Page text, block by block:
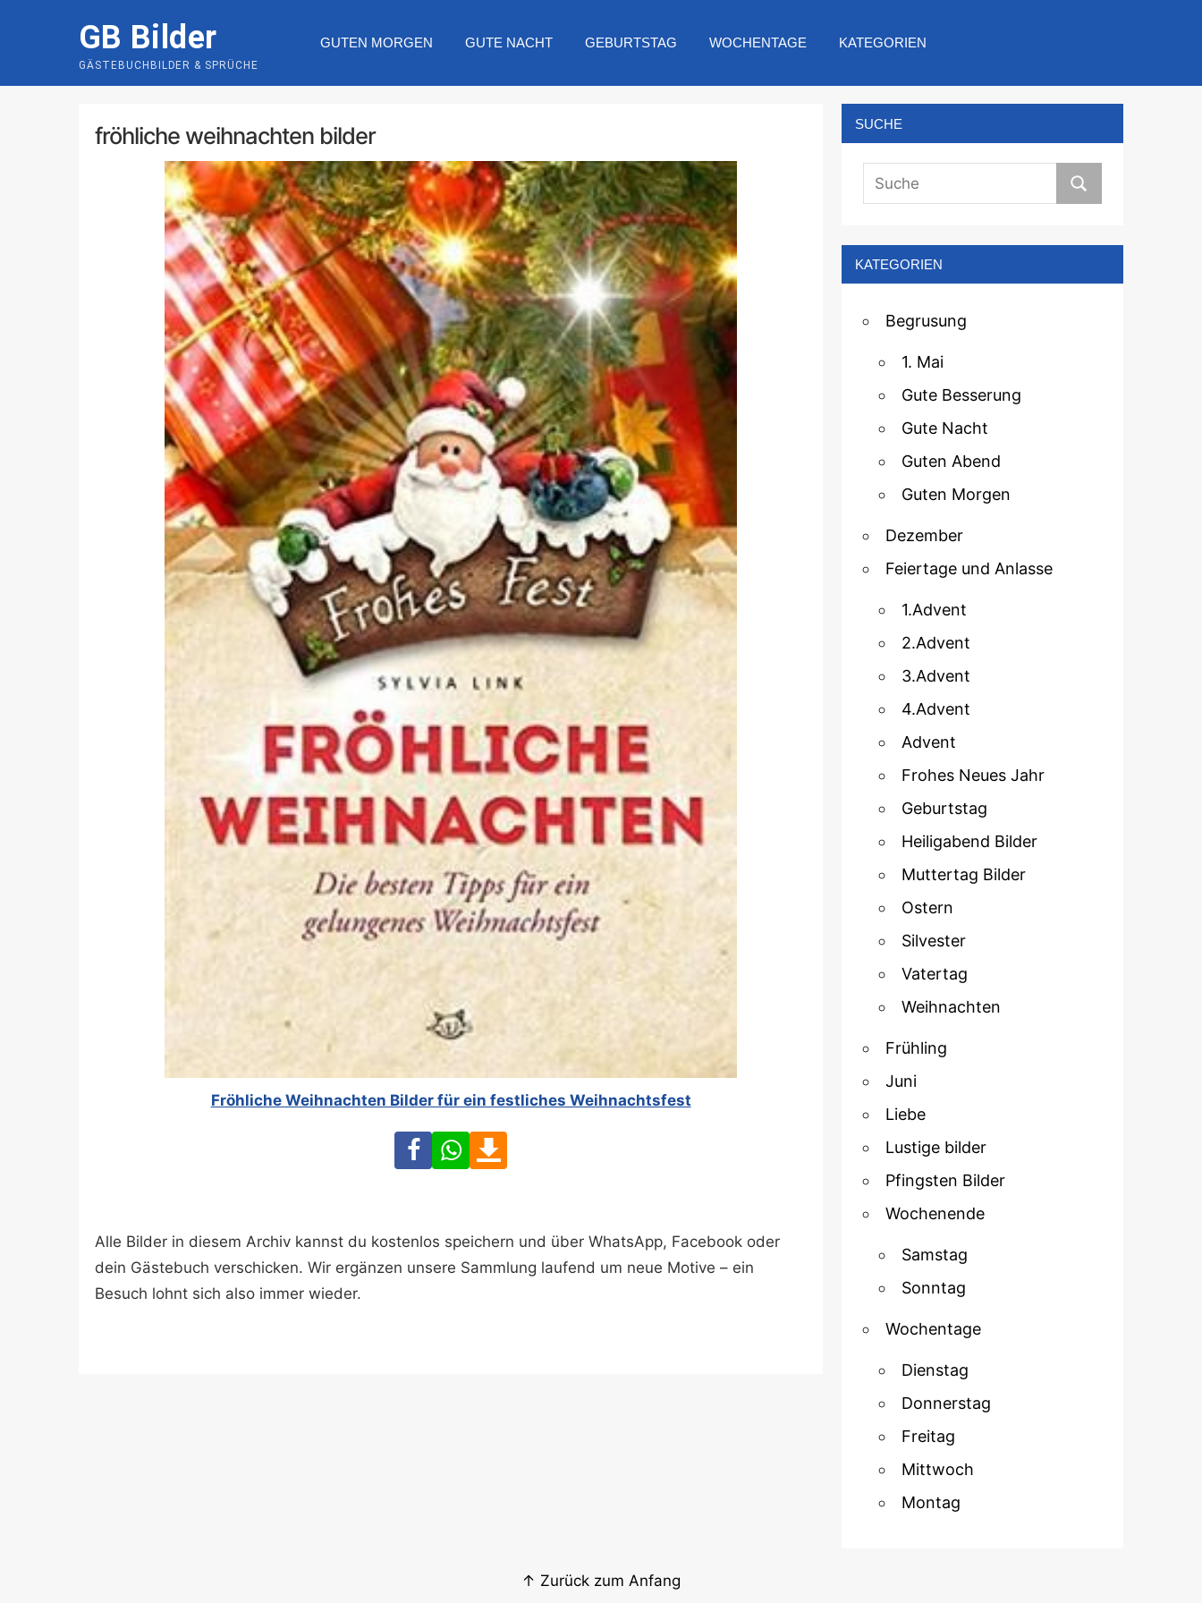
GB Bilder
GÄSTEBUCHBILDER & SPRÜCHE
GUTEN MORGEN GUTE NACHT GEBURTSTAG WOCHENTAGE KATEGORIEN
fröhliche weihnachten bilder
Fröhliche Weihnachten Bilder für ein festliches Weihnachtsfest
FacebookWhatsApp
Alle Bilder in diesem Archiv kannst du kostenlos speichern und über WhatsApp, Facebook oder
dein Gästebuch verschicken. Wir ergänzen unsere Sammlung laufend um neue Motive – ein
Besuch lohnt sich also immer wieder.
SUCHE
KATEGORIEN
Begrusung
1. Mai
Gute Besserung
Gute Nacht
Guten Abend
Guten Morgen
Dezember
Feiertage und Anlasse
1.Advent
2.Advent
3.Advent
4.Advent
Advent
Frohes Neues Jahr
Geburtstag
Heiligabend Bilder
Muttertag Bilder
Ostern
Silvester
Vatertag
Weihnachten
Frühling
Juni
Liebe
Lustige bilder
Pfingsten Bilder
Wochenende
Samstag
Sonntag
Wochentage
Dienstag
Donnerstag
Freitag
Mittwoch
Montag
↑ Zurück zum Anfang